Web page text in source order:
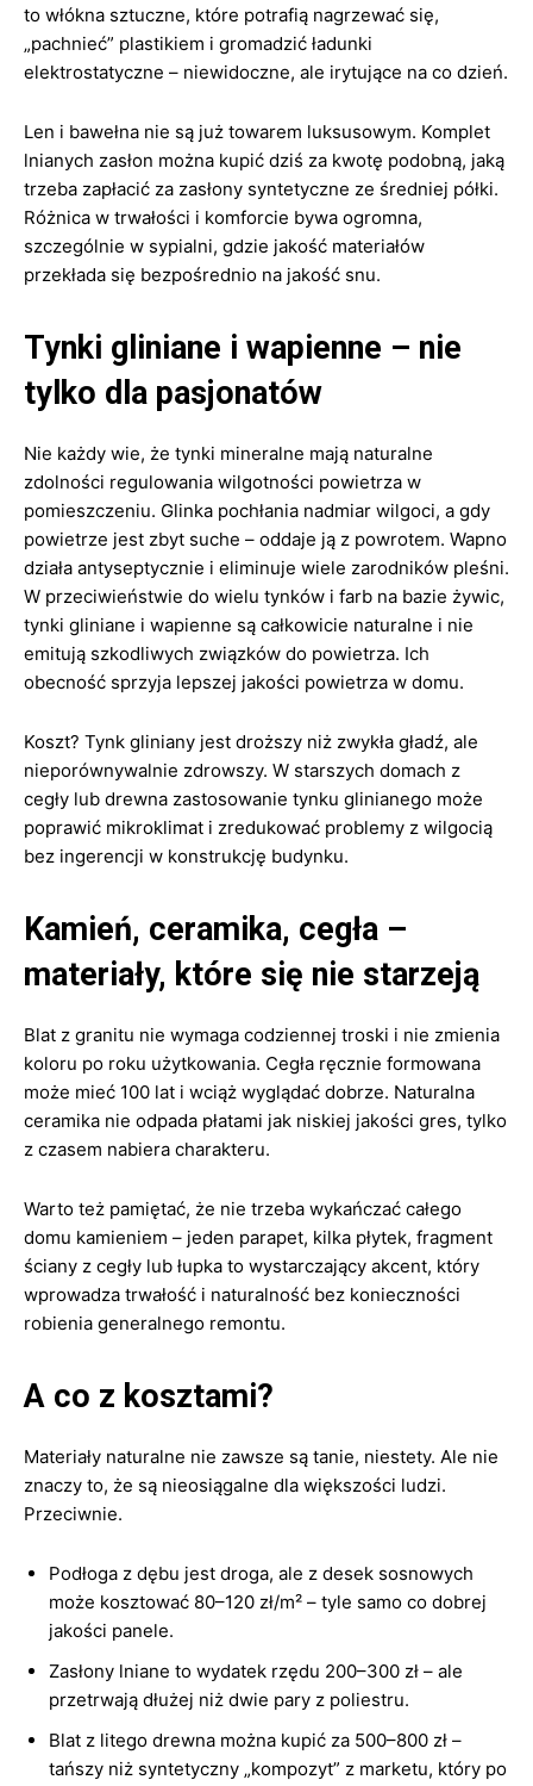
to włókna sztuczne, które potrafią nagrzewać się,
„pachnieć” plastikiem i gromadzić ładunki
elektrostatyczne – niewidoczne, ale irytujące na co dzień.
Len i bawełna nie są już towarem luksusowym. Komplet
lnianych zasłon można kupić dziś za kwotę podobną, jaką
trzeba zapłacić za zasłony syntetyczne ze średniej półki.
Różnica w trwałości i komforcie bywa ogromna,
szczególnie w sypialni, gdzie jakość materiałów
przekłada się bezpośrednio na jakość snu.
Tynki gliniane i wapienne – nie
tylko dla pasjonatów
Nie każdy wie, że tynki mineralne mają naturalne
zdolności regulowania wilgotności powietrza w
pomieszczeniu. Glinka pochłania nadmiar wilgoci, a gdy
powietrze jest zbyt suche – oddaje ją z powrotem. Wapno
działa antyseptycznie i eliminuje wiele zarodników pleśni.
W przeciwieństwie do wielu tynków i farb na bazie żywic,
tynki gliniane i wapienne są całkowicie naturalne i nie
emitują szkodliwych związków do powietrza. Ich
obecność sprzyja lepszej jakości powietrza w domu.
Koszt? Tynk gliniany jest droższy niż zwykła gładź, ale
nieporównywalnie zdrowszy. W starszych domach z
cegły lub drewna zastosowanie tynku glinianego może
poprawić mikroklimat i zredukować problemy z wilgocią
bez ingerencji w konstrukcję budynku.
Kamień, ceramika, cegła –
materiały, które się nie starzeją
Blat z granitu nie wymaga codziennej troski i nie zmienia
koloru po roku użytkowania. Cegła ręcznie formowana
może mieć 100 lat i wciąż wyglądać dobrze. Naturalna
ceramika nie odpada płatami jak niskiej jakości gres, tylko
z czasem nabiera charakteru.
Warto też pamiętać, że nie trzeba wykańczać całego
domu kamieniem – jeden parapet, kilka płytek, fragment
ściany z cegły lub łupka to wystarczający akcent, który
wprowadza trwałość i naturalność bez konieczności
robienia generalnego remontu.
A co z kosztami?
Materiały naturalne nie zawsze są tanie, niestety. Ale nie
znaczy to, że są nieosiągalne dla większości ludzi.
Przeciwnie.
Podłoga z dębu jest droga, ale z desek sosnowych
może kosztować 80–120 zł/m² – tyle samo co dobrej
jakości panele.
Zasłony lniane to wydatek rzędu 200–300 zł – ale
przetrwają dłużej niż dwie pary z poliestru.
Blat z litego drewna można kupić za 500–800 zł –
tańszy niż syntetyczny „kompozyt” z marketu, który po